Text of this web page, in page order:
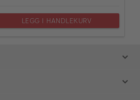
LEGG I HANDLEKURV